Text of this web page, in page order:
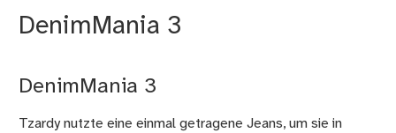
DenimMania 3
DenimMania 3
Tzardy nutzte eine einmal getragene Jeans, um sie in